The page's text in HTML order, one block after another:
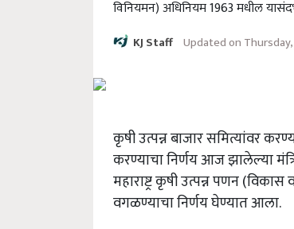
विनियमन) अधिनियम 1963 मधील
KJ Staff Updated on
कृषी उत्पन्न बाजार समित्यांवर
करण्याचा निर्णय आज झालेल्या
महाराष्ट्र कृषी उत्पन्न पणन
वगळण्याचा निर्णय घेण्यात आला.